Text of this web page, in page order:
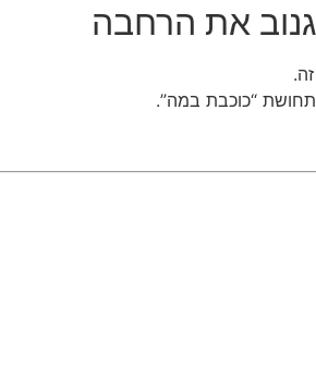
את הרחבה
תחושת “כוכבת במה”.